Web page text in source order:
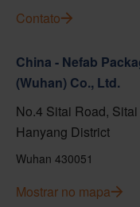
Contato
China - Nefab
(Wuhan) Co., Ltd.
No.4 Sitai Road,
Hanyang District
Wuhan 430051
Mostrar no mapa